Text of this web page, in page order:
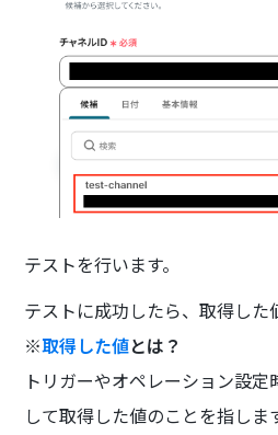
テストを行います。
テストに成功したら、取得した
※取得した値とは？
トリガーやオペレーション設
して取得した値のことを指しま